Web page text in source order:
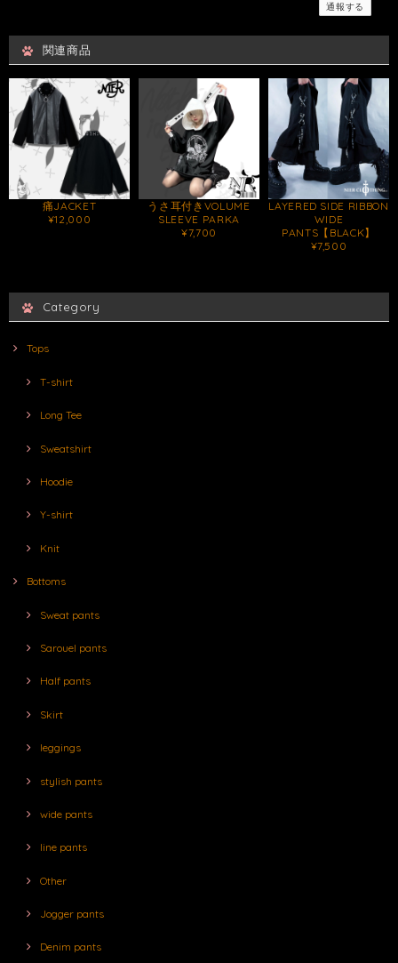
通報する
関連商品
痛JACKET
¥12,000
うさ耳付きVOLUME
SLEEVE PARKA
¥7,700
LAYERED SIDE RIBBON
WIDE
PANTS【BLACK】
¥7,500
Category
Tops
T-shirt
Long Tee
Sweatshirt
Hoodie
Y-shirt
Knit
Bottoms
Sweat pants
Sarouel pants
Half pants
Skirt
leggings
stylish pants
wide pants
line pants
Other
Jogger pants
Denim pants